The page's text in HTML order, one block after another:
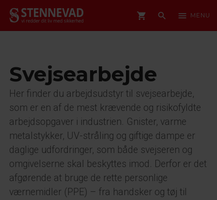
shopping_cart search menu MENU
Svejsearbejde
Her finder du arbejdsudstyr til svejsearbejde,
som er en af de mest krævende og risikofyldte
arbejdsopgaver i industrien. Gnister, varme
metalstykker, UV-stråling og giftige dampe er
daglige udfordringer, som både svejseren og
omgivelserne skal beskyttes imod. Derfor er det
afgørende at bruge de rette personlige
værnemidler (PPE) – fra handsker og tøj til